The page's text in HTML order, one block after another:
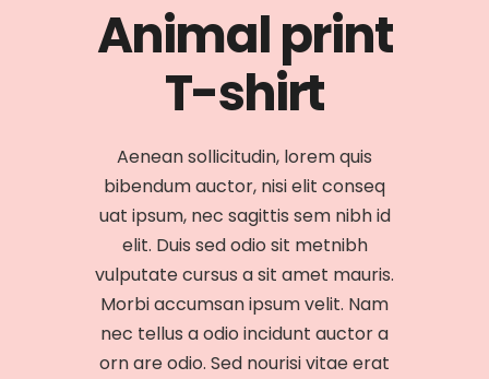
Animal print
T-shirt
Aenean sollicitudin, lorem quis
bibendum auctor, nisi elit conseq
uat ipsum, nec sagittis sem nibh id
elit. Duis sed odio sit metnibh
vulputate cursus a sit amet mauris.
Morbi accumsan ipsum velit. Nam
nec tellus a odio incidunt auctor a
orn are odio. Sed nourisi vitae erat